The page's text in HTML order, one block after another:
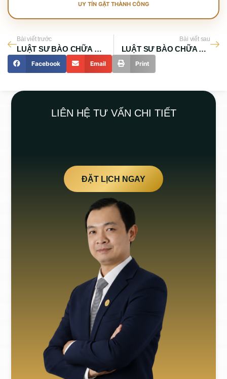
UY TÍN GẶT THÀNH CÔNG
Bài viết trước
LUẬT SƯ BÀO CHỮA HÌNH SỰ GIỎI TẠI HUYỆN HÓC MÔN
Bài viết sau
LUẬT SƯ BÀO CHỮA Ở TPHCM
Facebook Email Print
LIÊN HỆ TƯ VẤN CHI TIẾT
ĐẶT LỊCH NGAY